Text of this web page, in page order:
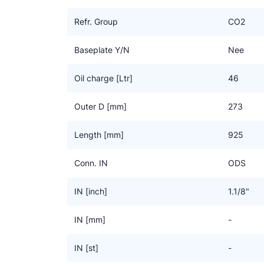
R449A, etc. Vloeistoftanks met toevoeging “-E”
Refr. Group CO2
Baseplate Y/N Nee
Oil charge [Ltr] 46
Outer D [mm] 273
Length [mm] 925
Conn. IN ODS
IN [inch] 1.1/8"
IN [mm] -
IN [st] -